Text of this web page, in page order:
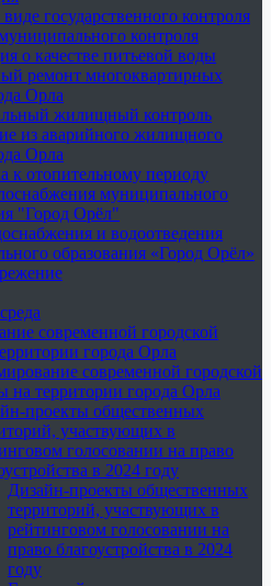
государственного контроля
контроля
о качестве питьевой воды
ремонт многоквартирных
Орла
жилищный контроль
из аварийного жилищного
Орла
к отопительному периоду
муниципального
"Город Орёл"
и водоотведения
образования «Город Орёл»
современной городской
города Орла
современной городской
на территории города Орла
проекты общественных
участвующих в
голосовании на право
в 2024 году
Дизайн-проекты общественных
территорий, участвующих в
рейтинговом голосовании на
право благоустройства в 2024
году